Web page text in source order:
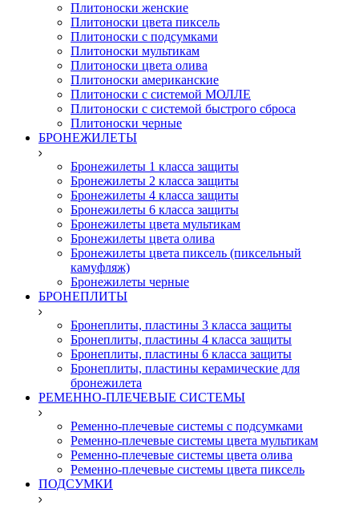
Плитоноски женские
Плитоноски цвета пиксель
Плитоноски с подсумками
Плитоноски мультикам
Плитоноски цвета олива
Плитоноски американские
Плитоноски с системой МОЛЛЕ
Плитоноски с системой быстрого сброса
Плитоноски черные
БРОНЕЖИЛЕТЫ
Бронежилеты 1 класса защиты
Бронежилеты 2 класса защиты
Бронежилеты 4 класса защиты
Бронежилеты 6 класса защиты
Бронежилеты цвета мультикам
Бронежилеты цвета олива
Бронежилеты цвета пиксель (пиксельный
камуфляж)
Бронежилеты черные
БРОНЕПЛИТЫ
Бронеплиты, пластины 3 класса защиты
Бронеплиты, пластины 4 класса защиты
Бронеплиты, пластины 6 класса защиты
Бронеплиты, пластины керамические для
бронежилета
РЕМЕННО-ПЛЕЧЕВЫЕ СИСТЕМЫ
Ременно-плечевые системы с подсумками
Ременно-плечевые системы цвета мультикам
Ременно-плечевые системы цвета олива
Ременно-плечевые системы цвета пиксель
ПОДСУМКИ